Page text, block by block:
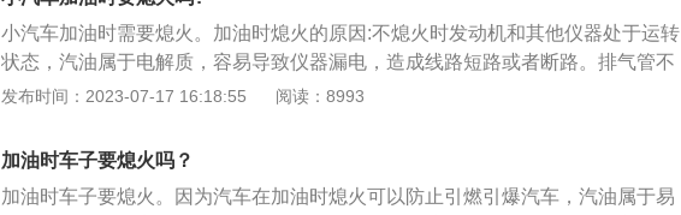
小汽车加油时需要熄火。加油时熄火的原因:不熄火时发动机和其他仪器处于运转
状态，汽油属于电解质，容易导致仪器漏电，造成线路短路或者断路。排气管不
断往外排废气，可能夹带火星，容易形成安全隐患。运转仪器产生大量热量，加
意事项:市区行车不宜把油箱加满。不要亮黄灯再加油。加油时不要接打电话。不
后也需慢速驶出加油站。
发布时间：2023-07-17 16:18:55 阅读：8993
加油时车子要熄火吗？
加油时车子要熄火。因为汽车在加油时熄火可以防止引燃引爆汽车，汽油属于易